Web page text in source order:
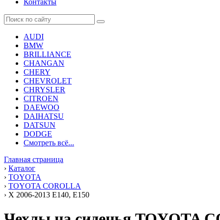
Контакты
AUDI
BMW
BRILLIANCE
CHANGAN
CHERY
CHEVROLET
CHRYSLER
CITROEN
DAEWOO
DAIHATSU
DATSUN
DODGE
Смотреть всё...
Главная страница
› Каталог
› TOYOTA
› TOYOTA COROLLA
› X 2006-2013 E140, E150